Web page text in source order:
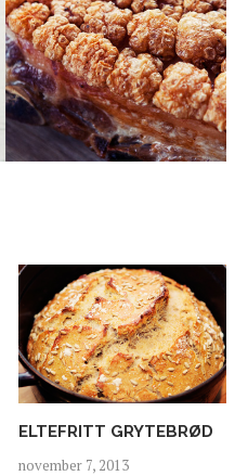
ELTEFRITT GRYTEBRØD
november 7, 2013